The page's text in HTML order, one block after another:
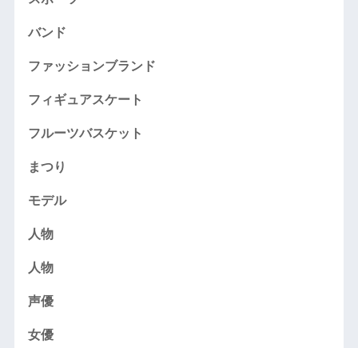
バンド
ファッションブランド
フィギュアスケート
フルーツバスケット
まつり
モデル
人物
人物
声優
女優